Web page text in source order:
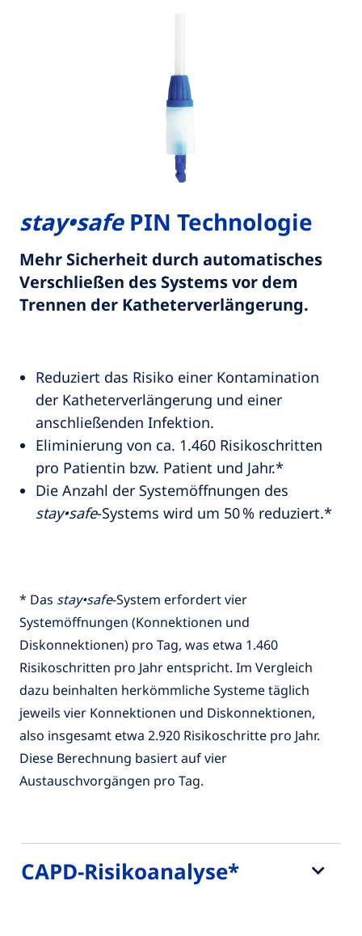
stay•safePIN Technologie
Mehr Sicherheit durch automatisches
Verschließen des Systems vor dem
Trennen der Katheterverlängerung.
Reduziert das Risiko einer Kontamination
der Katheterverlängerung und einer
anschließenden Infektion.
Eliminierung von ca. 1.460 Risikoschritten
pro Patientin bzw. Patient und Jahr.*
Die Anzahl der Systemöffnungen des
stay•safe-Systems wird um 50 % reduziert.*
* Das stay•safe-System erfordert vier
Systemöffnungen (Konnektionen und
Diskonnektionen) pro Tag, was etwa 1.460
Risikoschritten pro Jahr entspricht. Im Vergleich
dazu beinhalten herkömmliche Systeme täglich
jeweils vier Konnektionen und Diskonnektionen,
also insgesamt etwa 2.920 Risikoschritte pro Jahr.
Diese Berechnung basiert auf vier
Austauschvorgängen pro Tag.
CAPD-Risikoanalyse*